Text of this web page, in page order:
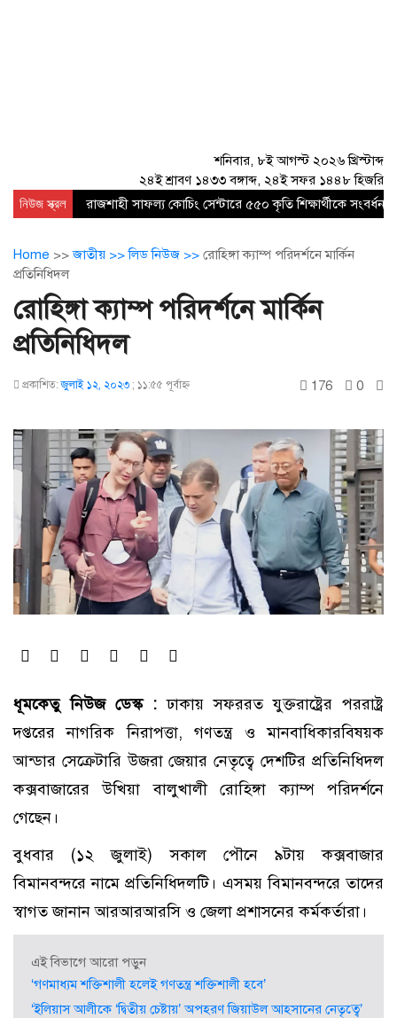
শনিবার, ৮ই আগস্ট ২০২৬ খ্রিস্টাব্দ
২৪ই শ্রাবণ ১৪৩৩ বঙ্গাব্দ, ২৪ই সফর ১৪৪৮ হিজরি
নিউজ স্ক্রল রাজশাহী সাফল্য কোচিং সেন্টারে ৫৫০ কৃতি শিক্ষার্থীকে সংবর্ধনা
Home >>জাতীয় >>লিড নিউজ >> রোহিঙ্গা ক্যাম্প পরিদর্শনে মার্কিন
প্রতিনিধিদল
রোহিঙ্গা ক্যাম্প পরিদর্শনে মার্কিন
প্রতিনিধিদল
প্রকাশিত:জুলাই ১২, ২০২৩ ; ১১:৫৫ পূর্বাহ্ণ 176 0
ধূমকেতু নিউজ ডেস্ক :ঢাকায় সফররত যুক্তরাষ্ট্রের পররাষ্ট্র
দপ্তরের নাগরিক নিরাপত্তা, গণতন্ত্র ও মানবাধিকারবিষয়ক
আন্ডার সেক্রেটারি উজরা জেয়ার নেতৃত্বে দেশটির প্রতিনিধিদল
কক্সবাজারের উখিয়া বালুখালী রোহিঙ্গা ক্যাম্প পরিদর্শনে
গেছেন।
বুধবার (১২ জুলাই) সকাল পৌনে ৯টায় কক্সবাজার
বিমানবন্দরে নামে প্রতিনিধিদলটি। এসময় বিমানবন্দরে তাদের
স্বাগত জানান আরআরআরসি ও জেলা প্রশাসনের কর্মকর্তারা।
এই বিভাগে আরো পড়ুন
‘গণমাধ্যম শক্তিশালী হলেই গণতন্ত্র শক্তিশালী হবে’
‘ইলিয়াস আলীকে ‘দ্বিতীয় চেষ্টায়’ অপহরণ জিয়াউল আহসানের নেতৃত্বে’